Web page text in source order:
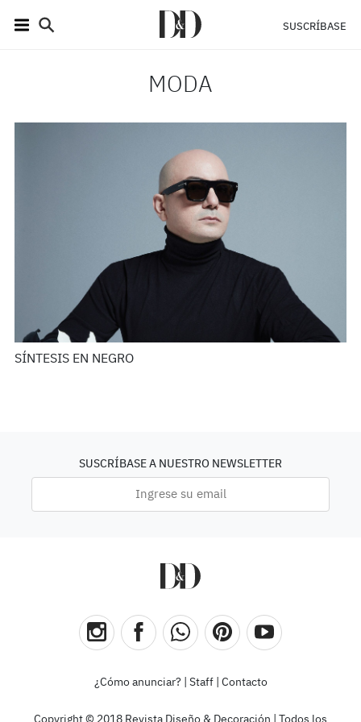
SUSCRÍBASE
MODA
SÍNTESIS EN NEGRO
SUSCRÍBASE A NUESTRO NEWSLETTER
¿Cómo anunciar? Staff| Contacto
Copyright © 2018 Revista Diseño & Decoración | Todos los